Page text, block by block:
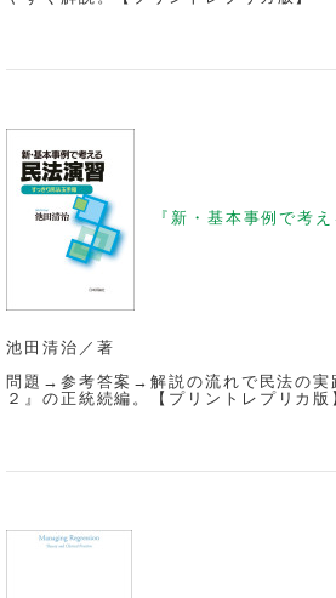
『新・基本事例で考
池田清治／著
問題→参考答案→解説の流れで民法の実
２』の正統続編。【 プリントレプリカ版